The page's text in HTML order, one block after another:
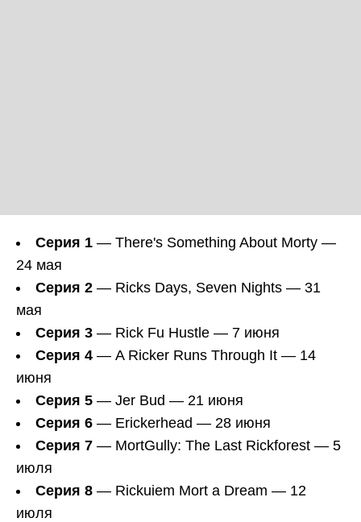
Серия 1 — There's Something About Morty —
24 мая
Серия 2 — Ricks Days, Seven Nights — 31
мая
Серия 3 — Rick Fu Hustle — 7 июня
Серия 4 — A Ricker Runs Through It — 14
июня
Серия 5 — Jer Bud — 21 июня
Серия 6 — Erickerhead — 28 июня
Серия 7 — MortGully: The Last Rickforest — 5
июля
Серия 8 — Rickuiem Mort a Dream — 12
июля